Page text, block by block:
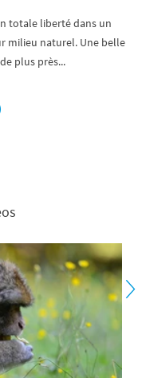
totale liberté dans un
milieu naturel. Une belle
plus près...